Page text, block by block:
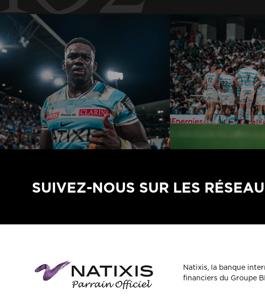
SUIVEZ-NOUS SUR LES
Natixis, la banque
financiers du Groupe